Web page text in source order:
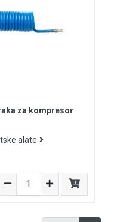
za kompresor
alate